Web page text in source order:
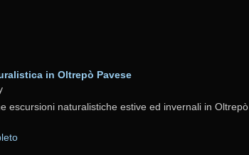
in Oltrepò Pavese
escursioni naturalistiche estive ed invernali in Oltrepò